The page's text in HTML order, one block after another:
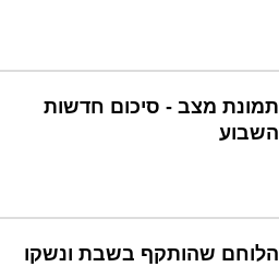
תמונת מצב - סיכום חדשות
השבוע
הלוחם שהותקף בשבת ונשקו